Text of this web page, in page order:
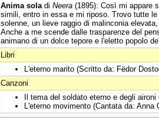
Anima sola di Neera (1895): Così mi appare
simili, entro in essa e mi riposo. Trovo tutte
solenne, un lieve raggio di malinconia
Anche a me scende dalle trasparenze del
animano di un dolce tepore e l'eletto popolo
Libri
L'eterno marito (Scritto da: Fëdor
Canzoni
Il tema del soldato eterno e degli
L'eterno movimento (Cantata da: Anna